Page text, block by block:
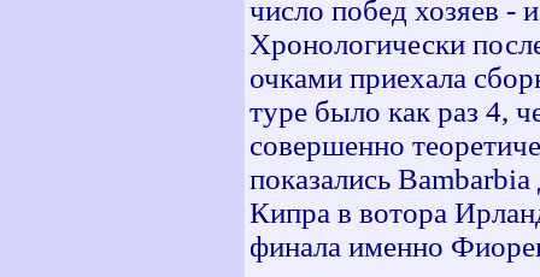
число побед хозяев -
Хронологически
очками приехала
туре было как раз 4,
совершенно
показались
Кипра в вотора
финала именно